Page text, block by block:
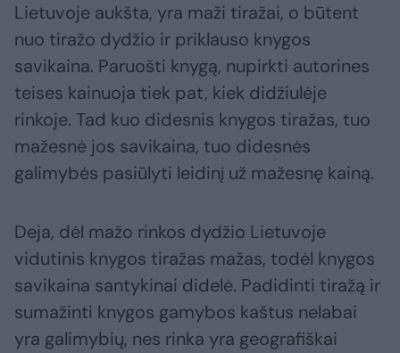
Lietuvoje aukšta, yra maži tiražai, o būtent
nuo tiražo dydžio ir priklauso knygos
savikaina. Paruošti knygą, nupirkti autorines
teises kainuoja tiek pat, kiek didžiulėje
rinkoje. Tad kuo didesnis knygos tiražas, tuo
mažesnė jos savikaina, tuo didesnės
galimybės pasiūlyti leidinį už mažesnę kainą.
Deja, dėl mažo rinkos dydžio Lietuvoje
vidutinis knygos tiražas mažas, todėl knygos
savikaina santykinai didelė. Padidinti tiražą ir
sumažinti knygos gamybos kaštus nelabai
yra galimybių, nes rinka yra geografiškai